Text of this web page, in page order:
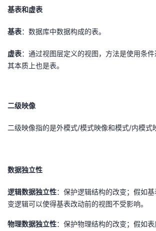
基表和虚表
基表：数据库中数据构成的表。
虚表：通过视图层定义的视图，方法是使用条件
其本质上也是表。
二级映像
二级映像指的是外模式/模式映像和模式/内模式
数据独立性
逻辑数据独立性：保护逻辑结构的改变；假如
变逻辑可以使得基表改动前的视图不受影响。
物理数据独立性：保护物理结构的改变；假如